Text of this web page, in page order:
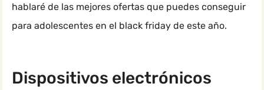
hablaré de las mejores ofertas que puedes conseguir
para adolescentes en el black friday de este año.
Dispositivos electrónicos